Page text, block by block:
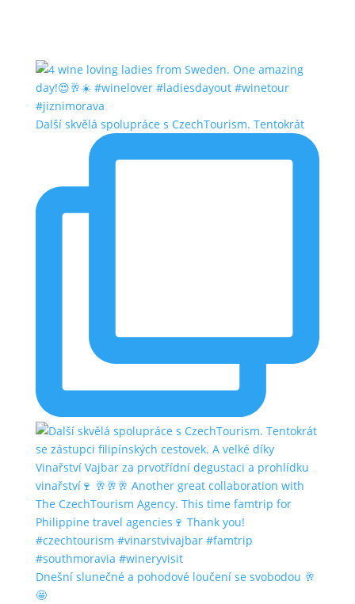
Další skvělá spolupráce s CzechTourism. Tentokrát
Dnešní slunečné a pohodové loučení se svobodou 🥂
🤩